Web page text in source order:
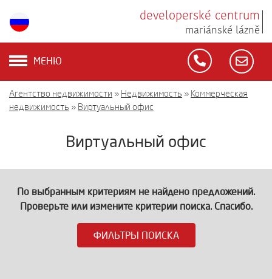
developerské centrum
mariánské lázně
МЕНЮ
Агентство недвижимости » Недвижимость » Коммерческая
недвижимость » Виртуальный офис
Виртуальный офис
По выбранным критериям не найдено предложений.
Проверьте или измените критерии поиска. Спасибо.
ФИЛЬТРЫ ПОИСКА